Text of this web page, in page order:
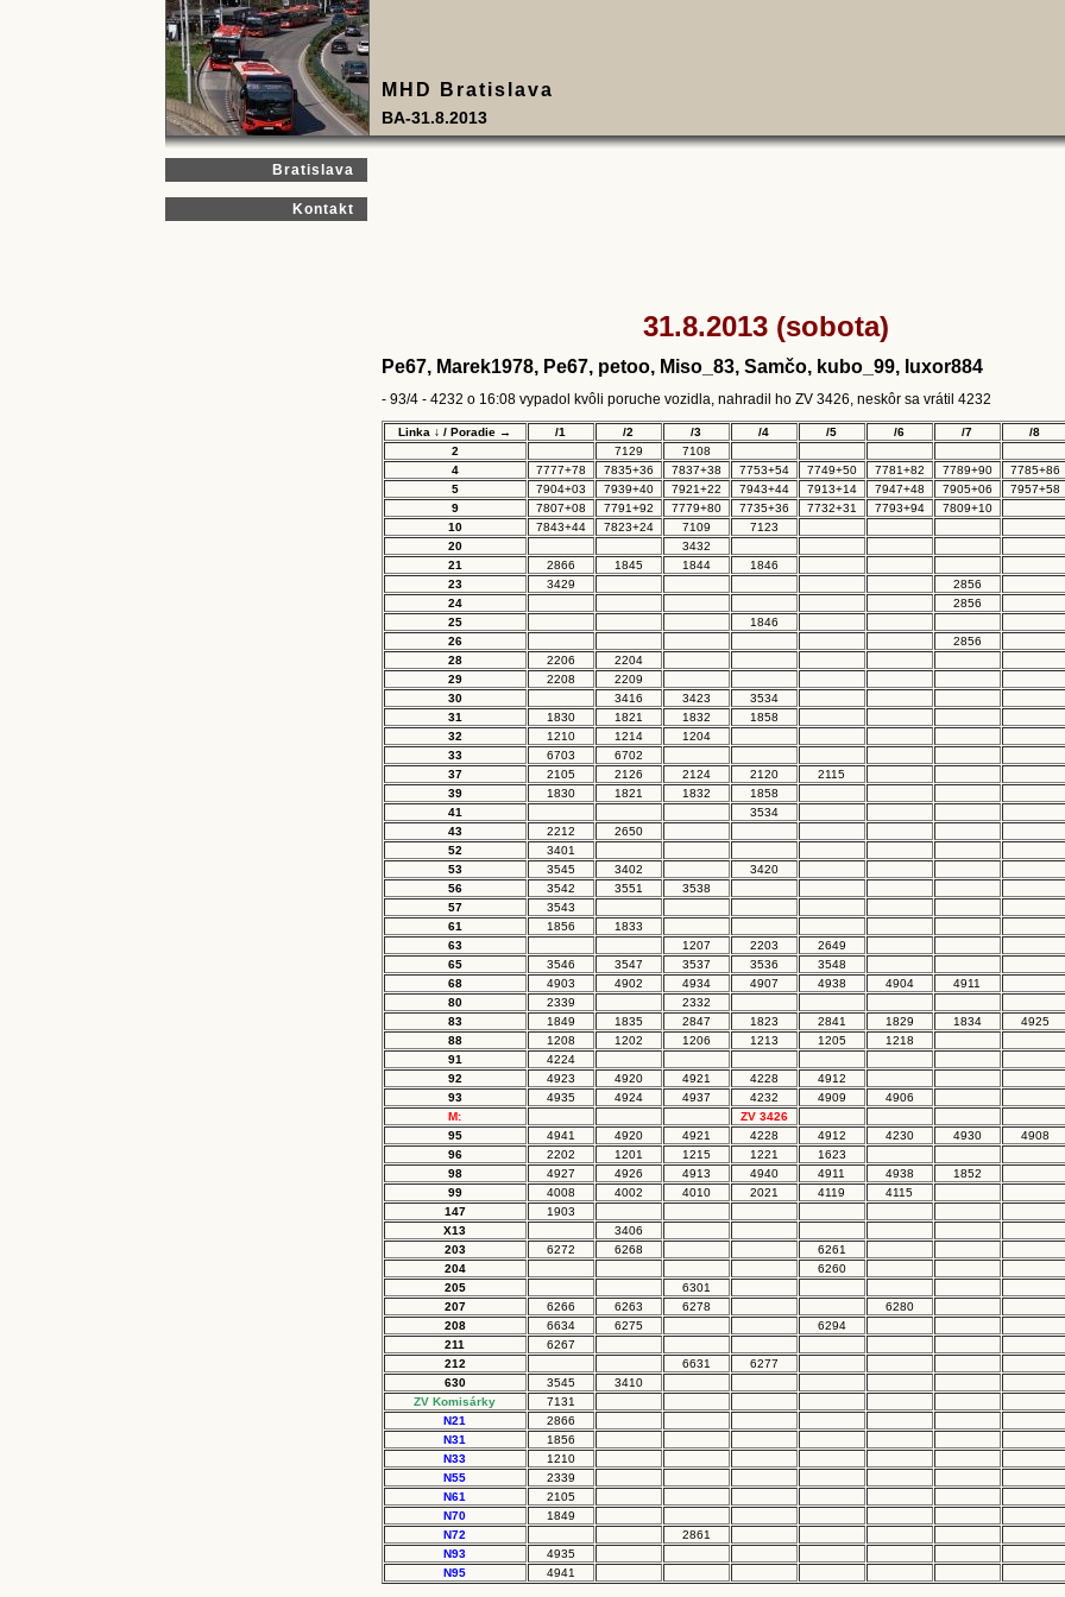
MHD Bratislava
BA-31.8.2013
Bratislava
Kontakt
31.8.2013 (sobota)
Pe67, Marek1978, Pe67, petoo, Miso_83, Samčo, kubo_99, luxor884
- 93/4 - 4232 o 16:08 vypadol kvôli poruche vozidla, nahradil ho ZV 3426, neskôr sa vrátil 4232
Linka ↓ / Poradie → /1 /2 /3 /4 /5 /6 /7
/8
2
7129
7108
4
7777+78 7835+36 7837+38 7753+54 7749+50 7781+82 7789+90
7785+86
5
7904+03 7939+40 7921+22 7943+44 7913+14 7947+48 7905+06
7957+58
9
7807+08 7791+92 7779+80 7735+36 7732+31 7793+94
7809+10
10
7843+44 7823+24 7109
7123
20
3432
21
2866 1845 1844
1846
23
3429
2856
24
2856
25
1846
26
2856
28
2206
2204
29
2208
2209
30
3416 3423
3534
31
1830 1821 1832
1858
32
1210 1214
1204
33
6703
6702
37
2105 2126 2124 2120
2115
39
1830 1821 1832
1858
41
3534
43
2212
2650
52
3401
53
3545 3402
3420
56
3542 3551
3538
57
3543
61
1856
1833
63
1207 2203
2649
65
3546 3547 3537 3536
3548
68
4903 4902 4934 4907 4938 4904
4911
80
2339
2332
83
1849 1835 2847 1823 2841 1829 1834
4925
88
1208 1202 1206 1213 1205
1218
91
4224
92
4923 4920 4921 4228
4912
93
4935 4924 4937 4232 4909
4906
M:
ZV 3426
95
4941 4920 4921 4228 4912 4230 4930
4908
96
2202 1201 1215 1221
1623
98
4927 4926 4913 4940 4911 4938
1852
99
4008 4002 4010 2021 4119
4115
147
1903
X13
3406
203
6272 6268
6261
204
6260
205
6301
207
6266 6263 6278
6280
208
6634 6275
6294
211
6267
212
6631
6277
630
3545
3410
ZV Komisárky
7131
N21
2866
N31
1856
N33
1210
N55
2339
N61
2105
N70
1849
N72
2861
N93
4935
N95
4941